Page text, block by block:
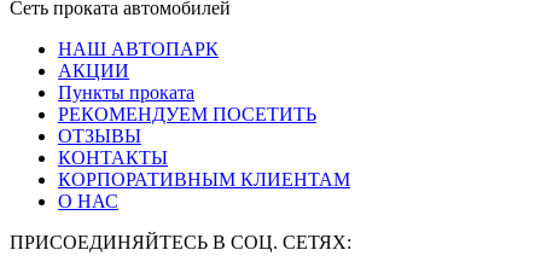
Сеть проката автомобилей
НАШ АВТОПАРК
АКЦИИ
Пункты проката
РЕКОМЕНДУЕМ ПОСЕТИТЬ
ОТЗЫВЫ
КОНТАКТЫ
КОРПОРАТИВНЫМ КЛИЕНТАМ
О НАС
ПРИСОЕДИНЯЙТЕСЬ В СОЦ. СЕТЯХ: